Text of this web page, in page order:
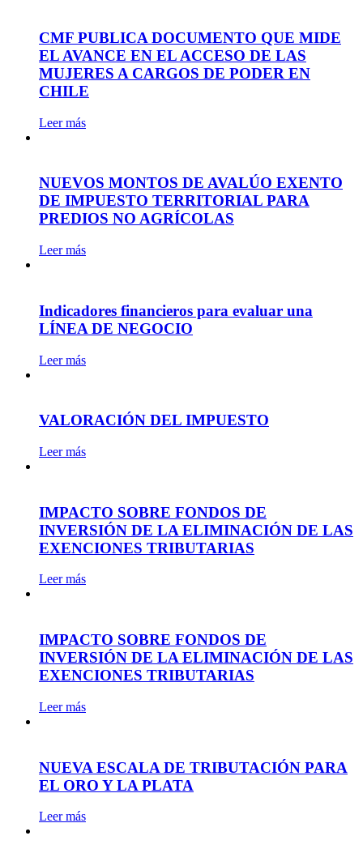
CMF PUBLICA DOCUMENTO QUE MIDE
EL AVANCE EN EL ACCESO DE LAS
MUJERES A CARGOS DE PODER EN
CHILE
Leer más
NUEVOS MONTOS DE AVALÚO EXENTO
DE IMPUESTO TERRITORIAL PARA
PREDIOS NO AGRÍCOLAS
Leer más
Indicadores financieros para evaluar una
LÍNEA DE NEGOCIO
Leer más
VALORACIÓN DEL IMPUESTO
Leer más
IMPACTO SOBRE FONDOS DE
INVERSIÓN DE LA ELIMINACIÓN DE LAS
EXENCIONES TRIBUTARIAS
Leer más
IMPACTO SOBRE FONDOS DE
INVERSIÓN DE LA ELIMINACIÓN DE LAS
EXENCIONES TRIBUTARIAS
Leer más
NUEVA ESCALA DE TRIBUTACIÓN PARA
EL ORO Y LA PLATA
Leer más